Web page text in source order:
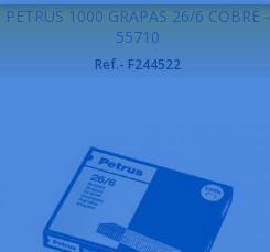
PETRUS 1000 GRAPAS 26/6 COBRE -
55710
Ref.- F244522